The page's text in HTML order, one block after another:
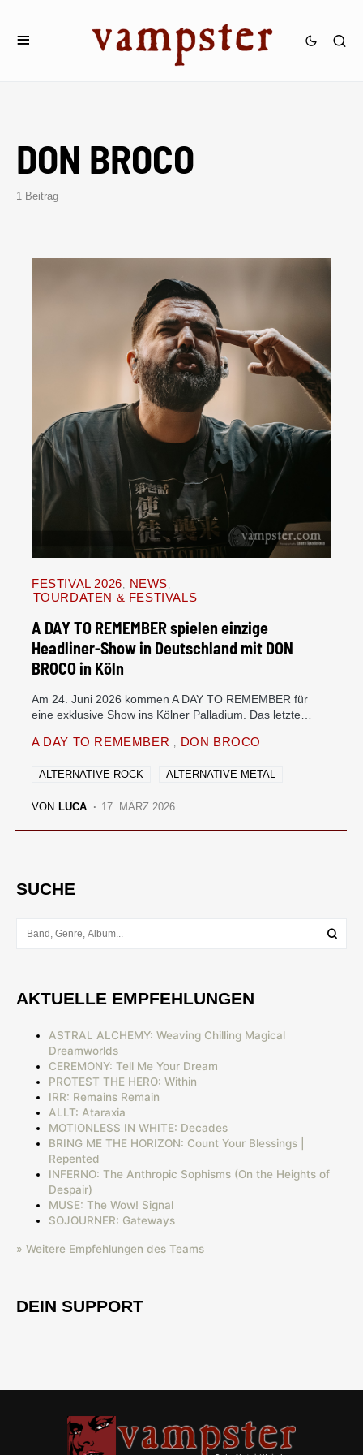
DON BROCO
1 Beitrag
FESTIVAL 2026
NEWS
TOURDATEN & FESTIVALS
A DAY TO REMEMBER spielen einzige
Headliner-Show in Deutschland mit DON
BROCO in Köln
Am 24. Juni 2026 kommen A DAY TO REMEMBER für
eine exklusive Show ins Kölner Palladium. Das letzte…
A DAY TO REMEMBER DON BROCO
ALTERNATIVE ROCK ALTERNATIVE METAL
VON LUCA 17. MÄRZ 2026
SUCHE
AKTUELLE EMPFEHLUNGEN
ASTRAL ALCHEMY: Weaving Chilling Magical
Dreamworlds
CEREMONY: Tell Me Your Dream
PROTEST THE HERO: Within
IRR: Remains Remain
ALLT: Ataraxia
MOTIONLESS IN WHITE: Decades
BRING ME THE HORIZON: Count Your Blessings |
Repented
INFERNO: The Anthropic Sophisms (On the Heights of
Despair)
MUSE: The Wow! Signal
SOJOURNER: Gateways
» Weitere Empfehlungen des Teams
DEIN SUPPORT